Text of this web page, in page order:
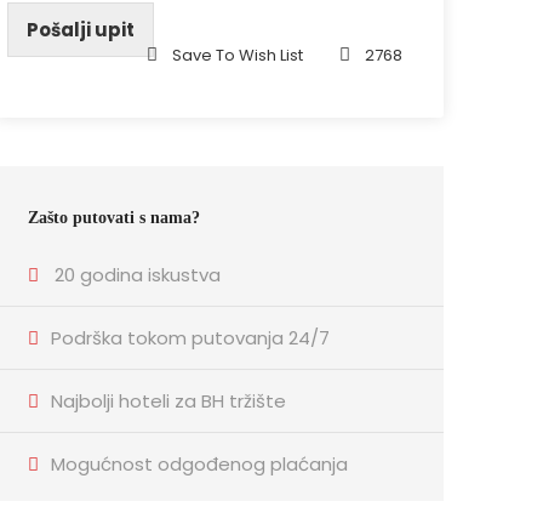
Pošalji upit
Save To Wish List 2768
Zašto putovati s nama?
20 godina iskustva
Podrška tokom putovanja 24/7
Najbolji hoteli za BH tržište
Mogućnost odgođenog plaćanja